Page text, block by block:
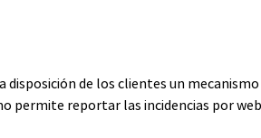
disposición de los clientes un
permite reportar las incidencias por